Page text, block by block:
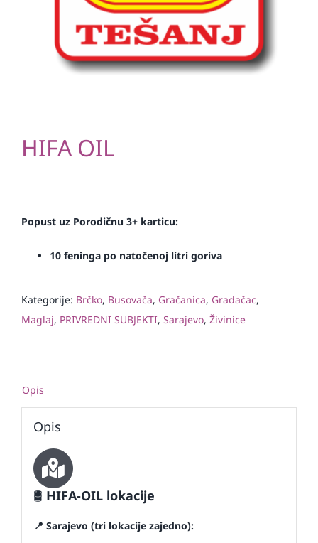
HIFA OIL
Popust uz Porodičnu 3+ karticu:
10 feninga po natočenoj litri goriva
Kategorije: Brčko, Busovača, Gračanica, Gradačac,
Maglaj, PRIVREDNI SUBJEKTI, Sarajevo, Živinice
Opis
Opis
🛢️ HIFA-OIL lokacije
📍 Sarajevo (tri lokacije zajedno):